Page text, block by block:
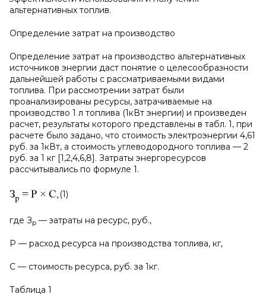
альтернативных топлив.
Определение затрат на производство
Определение затрат на производство альтернативных
источников энергии даст понятие о целесообразности
дальнейшей работы с рассматриваемыми видами
топлива. При рассмотрении затрат были
проанализированы ресурсы, затрачиваемые на
производство 1 л топлива (1кВт энергии) и произведен
расчет, результаты которого представлены в табл. 1, при
расчете было задано, что стоимость электроэнергии 4,61
руб. за 1кВт, а стоимость углеводородного топлива — 2
руб. за 1 кг [1,2,4,6,8]. Затраты энергоресурсов
рассчитывались по формуле 1.
(1)
где Зр — затраты на ресурс, руб.,
Р — расход ресурса на производства топлива, кг,
С — стоимость ресурса, руб. за 1кг.
Таблица 1